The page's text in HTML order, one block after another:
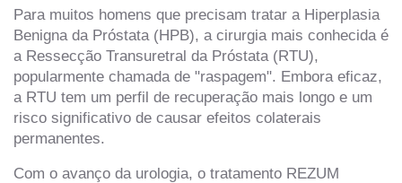
Para muitos homens que precisam tratar a Hiperplasia
Benigna da Próstata (HPB), a cirurgia mais conhecida é
a Ressecção Transuretral da Próstata (RTU),
popularmente chamada de "raspagem". Embora eficaz,
a RTU tem um perfil de recuperação mais longo e um
risco significativo de causar efeitos colaterais
permanentes.
Com o avanço da urologia, o tratamento REZUM